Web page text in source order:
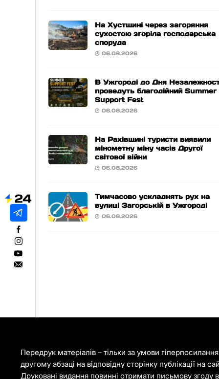
На Хустщині через загоряння
сухостою згоріла господарська
споруда
06.08.2026
В Ужгороді до Дня
проведуть благодійний Summer
Support Fest
06.08.2026
На Рахівщині туристи виявили
мінометну міну часів Другої
світової війни
06.08.2026
Тимчасово ускладнять рух на
вулиці Загорській в Ужгороді
06.08.2026
Передрук матеріалів – тільки за умови
другому абзаці на відповідну сторінку публікації на
Друковані видання повинні отримати письмову згоду